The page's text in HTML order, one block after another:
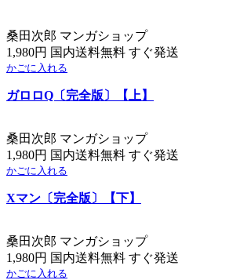
桑田次郎 マンガショップ
1,980円 国内送料無料 すぐ発送
かごに入れる
ガロロQ〔完全版〕【上】
桑田次郎 マンガショップ
1,980円 国内送料無料 すぐ発送
かごに入れる
Xマン〔完全版〕【下】
桑田次郎 マンガショップ
1,980円 国内送料無料 すぐ発送
かごに入れる